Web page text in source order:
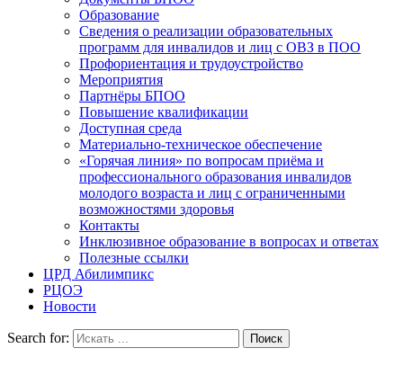
Образование
Сведения о реализации образовательных
программ для инвалидов и лиц с ОВЗ в ПОО
Профориентация и трудоустройство
Мероприятия
Партнёры БПОО
Повышение квалификации
Доступная среда
Материально-техническое обеспечение
«Горячая линия» по вопросам приёма и
профессионального образования инвалидов
молодого возраста и лиц с ограниченными
возможностями здоровья
Контакты
Инклюзивное образование в вопросах и ответах
Полезные ссылки
ЦРД Абилимпикс
РЦОЭ
Новости
Search for: